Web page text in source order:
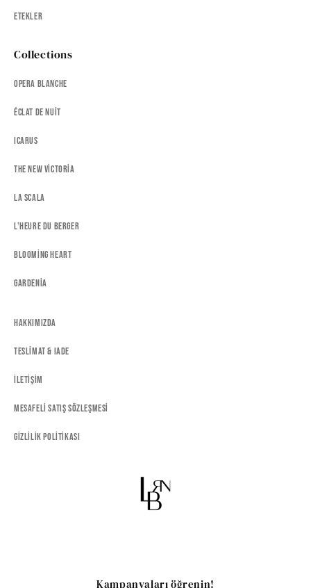
Etekler
Collections
Opera Blanche
Éclat de Nuit
Icarus
The New Victoria
La Scala
L'heure Du Berger
Blooming Heart
Gardenia
Hakkımızda
Teslimat & Iade
İletişim
Mesafeli Satış Sözleşmesi
Gizlilik Politikası
Kampanyaları öğrenin!